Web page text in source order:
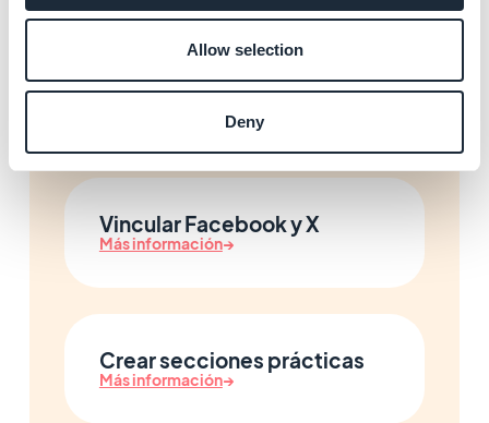
Allow selection
Deny
Integrar páginas web
externas
Vincular Facebook y X
Más información→
Crear secciones prácticas
Más información→